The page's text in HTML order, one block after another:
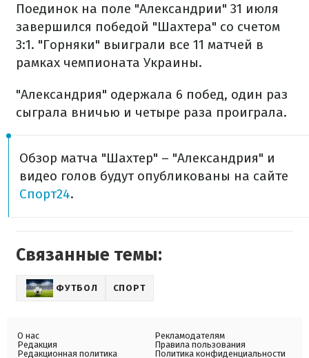
Поединок на поле "Александрии" 31 июля
завершился победой "Шахтера" со счетом
3:1. "Горняки" выиграли все 11 матчей в
рамках чемпионата Украины.
"Александрия" одержала 6 побед, один раз
сыграла вничью и четыре раза проиграла.
Обзор матча "Шахтер" – "Александрия" и
видео голов будут опубликованы на сайте
Спорт24.
Связанные темы:
ФУТБОЛ СПОРТ
О нас
Редакция
Редакционная политика
Рекламодателям
Правила пользования
Политика конфиденциальности